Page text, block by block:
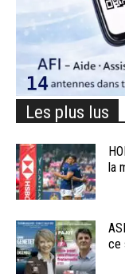
Les plus lus
la
ce